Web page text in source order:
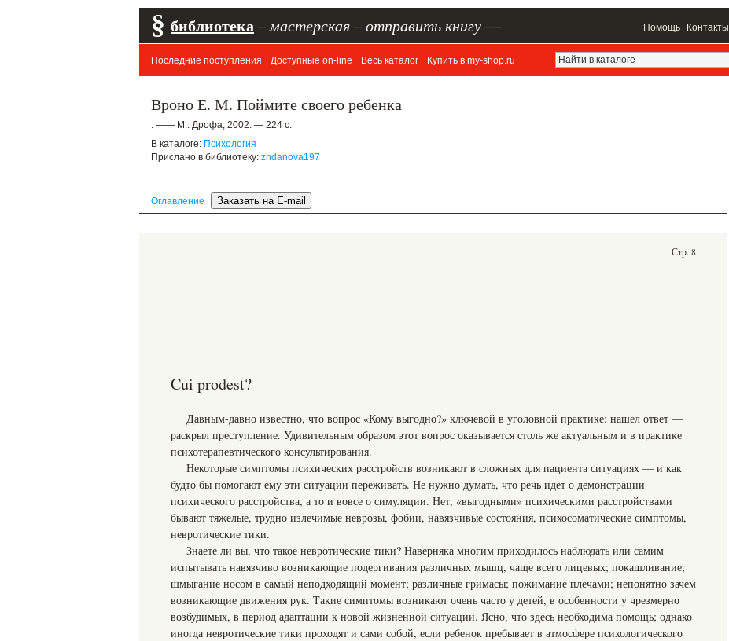
§ библиотека мастерская отправить книгу Помощь Контакты
Последние поступления Доступные on-line Весь каталог Купить в my-shop.ru
Вроно Е. М. Поймите своего ребенка
. —— М.: Дрофа, 2002. — 224 с.
В каталоге: Психология
Прислано в библиотеку: zhdanova197
Оглавление
Стр. 8
Cui prodest?
Давным-давно известно, что вопрос «Кому выгодно?» ключевой в уголовной практике: нашел ответ —
раскрыл преступление. Удивительным образом этот вопрос оказывается столь же актуальным и в практике
психотерапевтического консультирования.
Некоторые симптомы психических расстройств возникают в сложных для пациента ситуациях — и как
будто бы помогают ему эти ситуации переживать. Не нужно думать, что речь идет о демонстрации
психического расстройства, а то и вовсе о симуляции. Нет, «выгодными» психическими расстройствами
бывают тяжелые, трудно излечимые неврозы, фобии, навязчивые состояния, психосоматические симптомы,
невротические тики.
Знаете ли вы, что такое невротические тики? Наверняка многим приходилось наблюдать или самим
испытывать навязчиво возникающие подергивания различных мышц, чаще всего лицевых; покашливание;
шмыгание носом в самый неподходящий момент; различные гримасы; пожимание плечами; непонятно зачем
возникающие движения рук. Такие симптомы возникают очень часто у детей, в особенности у чрезмерно
возбудимых, в период адаптации к новой жизненной ситуации. Ясно, что здесь необходима помощь; однако
иногда невротические тики проходят и сами собой, если ребенок пребывает в атмосфере психологического